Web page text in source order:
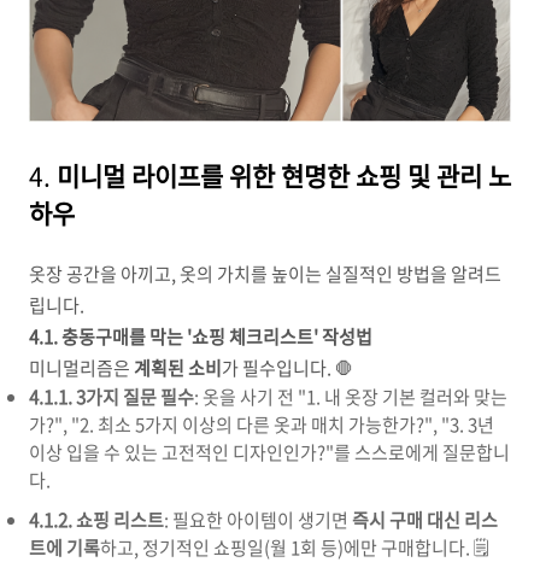
4. 미니멀 라이프를 위한 현명한 쇼핑 및 관리 노
하우
옷장 공간을 아끼고, 옷의 가치를 높이는 실질적인 방법을 알려드
립니다.
4.1. 충동구매를 막는 '쇼핑 체크리스트' 작성법
미니멀리즘은계획된 소비가 필수입니다. 🛑
4.1.1. 3가지 질문 필수: 옷을 사기 전 "1. 내 옷장 기본 컬러와 맞는
가?", "2. 최소 5가지 이상의 다른 옷과 매치 가능한가?", "3. 3년
이상 입을 수 있는 고전적인 디자인인가?"를 스스로에게 질문합니
다.
4.1.2. 쇼핑 리스트: 필요한 아이템이 생기면 즉시 구매 대신 리스
트에 기록하고, 정기적인 쇼핑일(월 1회 등)에만 구매합니다. 🗒️